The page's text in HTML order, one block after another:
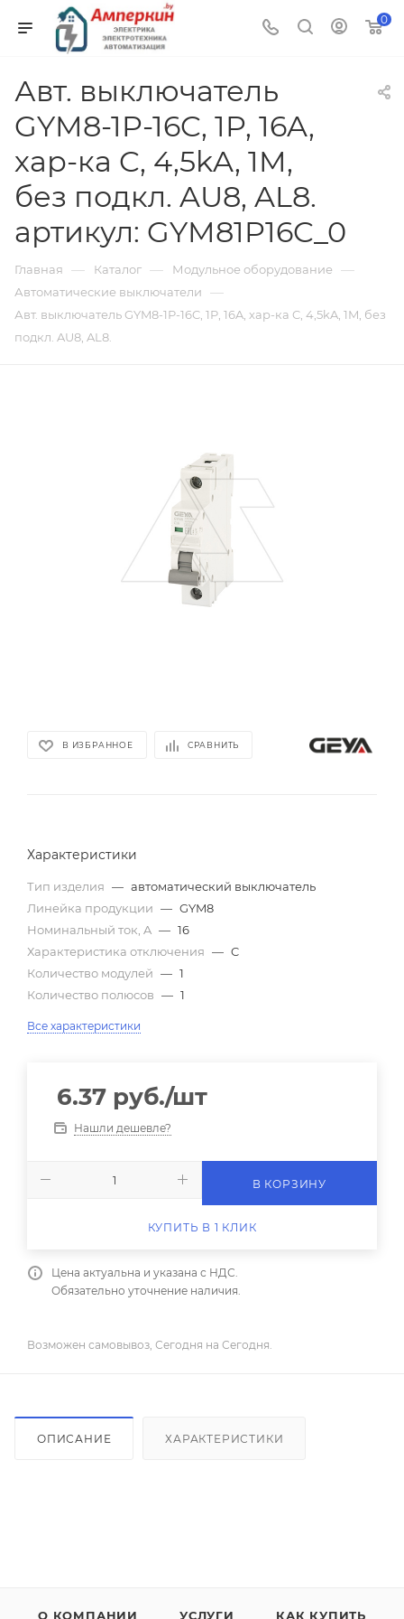
0
Авт. выключатель
GYM8-1P-16C, 1P, 16A,
хар-ка C, 4,5kA, 1M,
без подкл. AU8, AL8.
артикул: GYM81P16C_0
Главная — Каталог — Модульное оборудование —
Автоматические выключатели —
Авт. выключатель GYM8-1P-16C, 1P, 16A, хар-ка C, 4,5kA, 1M, без
подкл. AU8, AL8.
В ИЗБРАННОЕ СРАВНИТЬ
Характеристики
Тип изделия — автоматический выключатель
Линейка продукции — GYM8
Номинальный ток, A — 16
Характеристика отключения — C
Количество модулей — 1
Количество полюсов — 1
Все характеристики
6.37 руб./шт
Нашли дешевле?
В КОРЗИНУ
КУПИТЬ В 1 КЛИК
Цена актуальна и указана с НДС.
Обязательно уточнение наличия.
Возможен самовывоз, Сегодня на Сегодня.
ОПИСАНИЕ ХАРАКТЕРИСТИКИ
О КОМПАНИИ УСЛУГИ КАК КУПИТЬ